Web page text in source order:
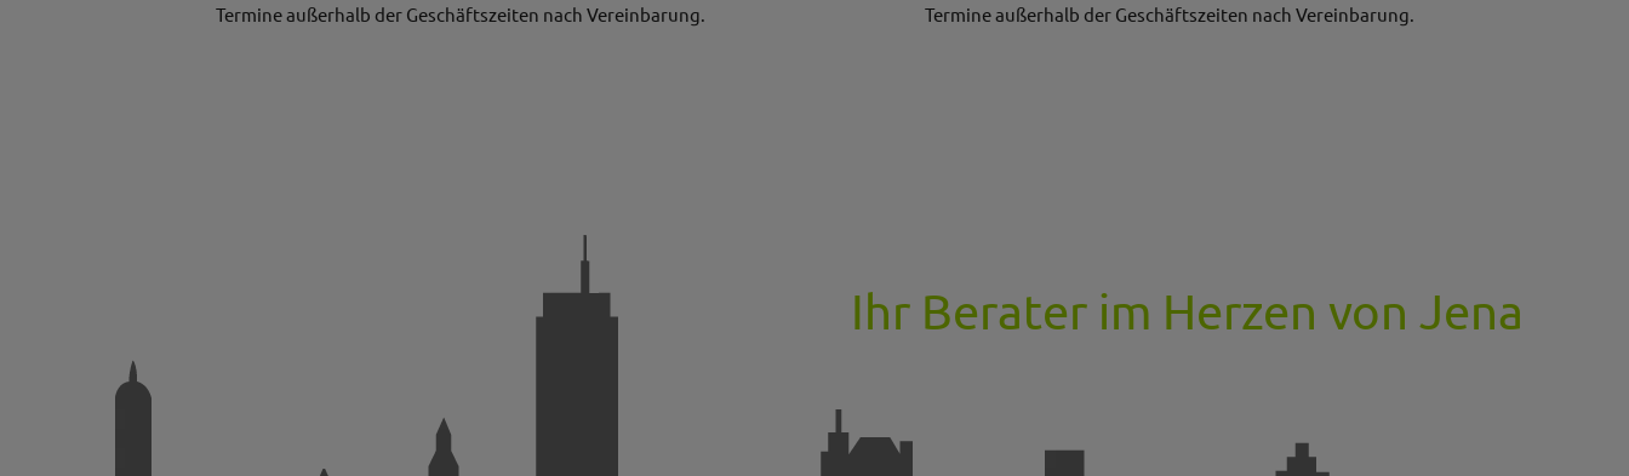
Termine außerhalb der Geschäftszeiten nach Vereinbarung. Termine außerhalb der Geschäftszeiten nach Vereinbarung.
Ihr Berater im Herzen von Jena